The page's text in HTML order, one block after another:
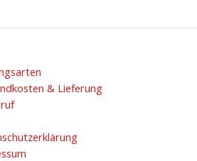
& Lieferung